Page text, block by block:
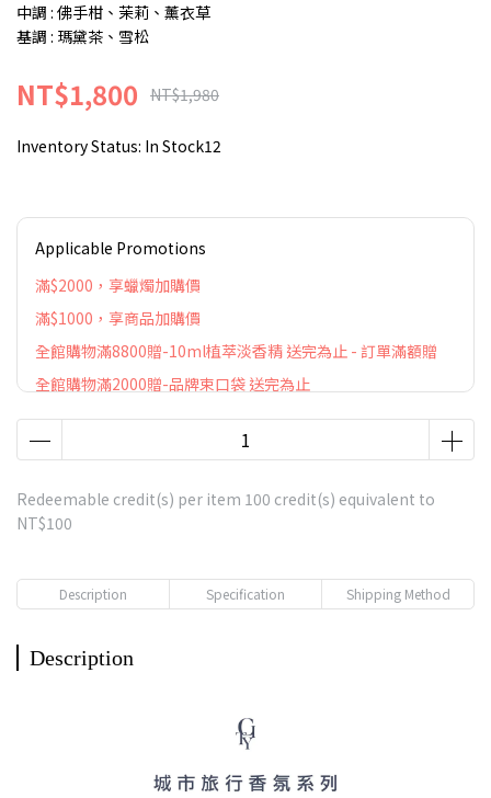
中調 : 佛手柑、茉莉、薰衣草
基調 : 瑪黛茶、雪松
NT$1,800 NT$1,980
Inventory Status: In Stock12
Applicable Promotions
滿$2000，享蠟燭加購價
滿$1000，享商品加購價
全館購物滿8800贈-10ml植萃淡香精 送完為止 - 訂單滿額贈
全館購物滿2000贈-品牌束口袋 送完為止
Redeemable credit(s) per item 100 credit(s) equivalent to
NT$100
Description Specification Shipping Method
Description